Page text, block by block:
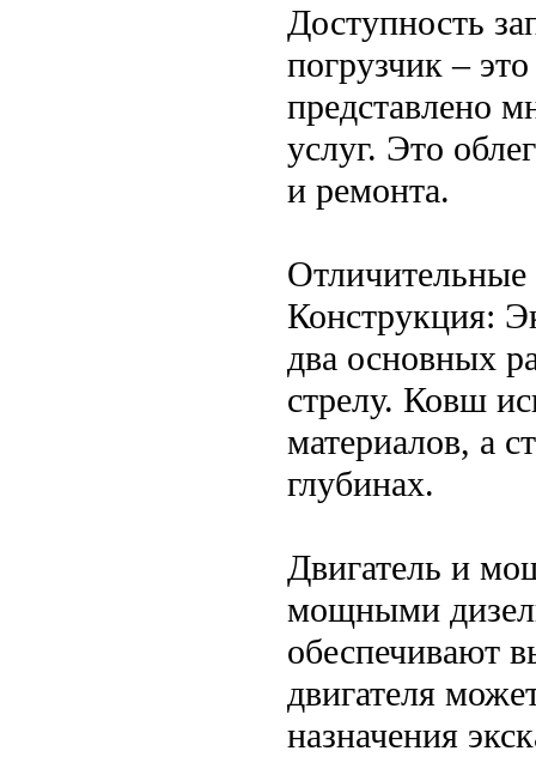
Доступность
погрузчик –
представлено
услуг. Это
и ремонта.
Отличительные
Конструкция:
два основных
стрелу. Ковш
материалов, а
глубинах.
Двигатель и
мощными
обеспечивают
двигателя
назначения